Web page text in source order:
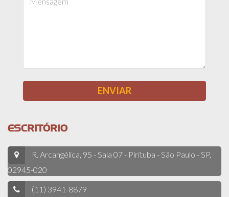
ESCRITÓRIO
R. Arcangélica, 95 - Sala 07 - Pirituba - São Paulo - SP,
02945-020
(11) 3941-8879